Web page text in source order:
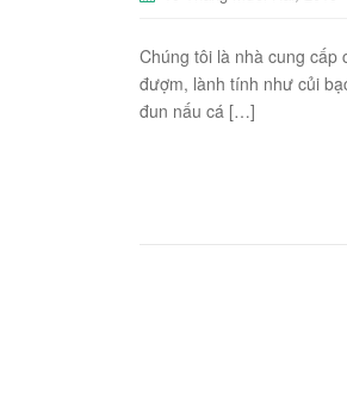
Chúng tôi là nhà cung cấp
đượm, lành tính như củi
đun nấu cá […]